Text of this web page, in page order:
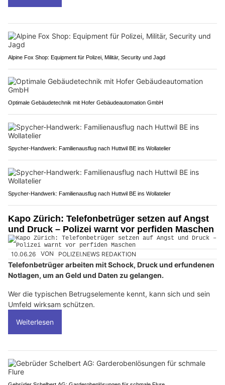
Alpine Fox Shop: Equipment für Polizei, Militär, Security und Jagd
Optimale Gebäudetechnik mit Hofer Gebäudeautomation GmbH
Spycher-Handwerk: Familienausflug nach Huttwil BE ins Wollatelier
Spycher-Handwerk: Familienausflug nach Huttwil BE ins Wollatelier
Kapo Zürich: Telefonbetrüger setzen auf Angst
und Druck – Polizei warnt vor perfiden Maschen
10.06.26 VON POLIZEI.NEWS REDAKTION
Telefonbetrüger arbeiten mit Schock, Druck und erfundenen
Notlagen, um an Geld und Daten zu gelangen.
Wer die typischen Betrugselemente kennt, kann sich und sein
Umfeld wirksam schützen.
Weiterlesen